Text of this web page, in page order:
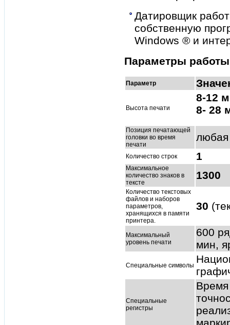
Датировщик
собственную
Windows ® и
Параметры
Параметр
Высота печати
8-12
8- 28
Позиция печатающей
головки во время
печати
любая
Количество строк 1
Максимальное
количество знаков в
тексте
1300
Количество текстовых
файлов и наборов
параметров,
хранящихся в памяти
принтера.
30
Максимальный
уровень печати
600
мин,
Специальные символы
Специальные
регистры
Время